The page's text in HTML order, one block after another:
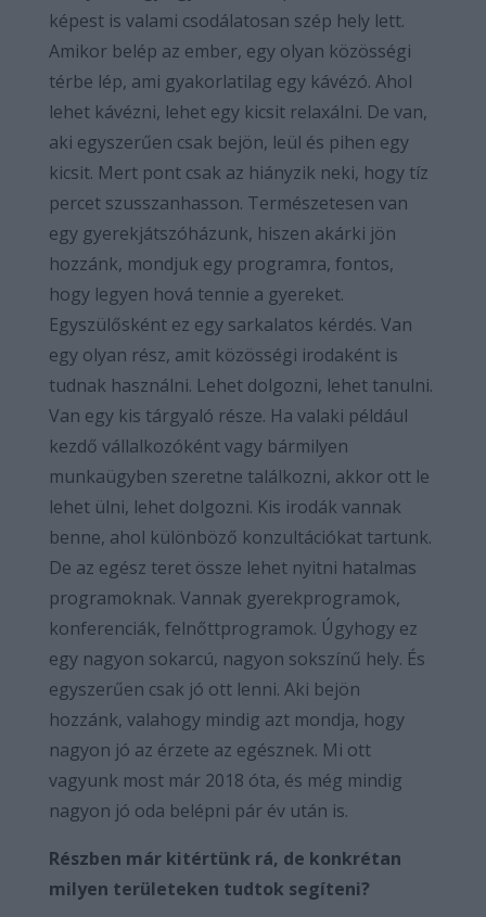
képest is valami csodálatosan szép hely lett.
Amikor belép az ember, egy olyan közösségi
térbe lép, ami gyakorlatilag egy kávézó. Ahol
lehet kávézni, lehet egy kicsit relaxálni. De van,
aki egyszerűen csak bejön, leül és pihen egy
kicsit. Mert pont csak az hiányzik neki, hogy tíz
percet szusszanhasson. Természetesen van
egy gyerekjátszóházunk, hiszen akárki jön
hozzánk, mondjuk egy programra, fontos,
hogy legyen hová tennie a gyereket.
Egyszülősként ez egy sarkalatos kérdés. Van
egy olyan rész, amit közösségi irodaként is
tudnak használni. Lehet dolgozni, lehet tanulni.
Van egy kis tárgyaló része. Ha valaki például
kezdő vállalkozóként vagy bármilyen
munkaügyben szeretne találkozni, akkor ott le
lehet ülni, lehet dolgozni. Kis irodák vannak
benne, ahol különböző konzultációkat tartunk.
De az egész teret össze lehet nyitni hatalmas
programoknak. Vannak gyerekprogramok,
konferenciák, felnőttprogramok. Úgyhogy ez
egy nagyon sokarcú, nagyon sokszínű hely. És
egyszerűen csak jó ott lenni. Aki bejön
hozzánk, valahogy mindig azt mondja, hogy
nagyon jó az érzete az egésznek. Mi ott
vagyunk most már 2018 óta, és még mindig
nagyon jó oda belépni pár év után is.
Részben már kitértünk rá, de konkrétan
milyen területeken tudtok segíteni?